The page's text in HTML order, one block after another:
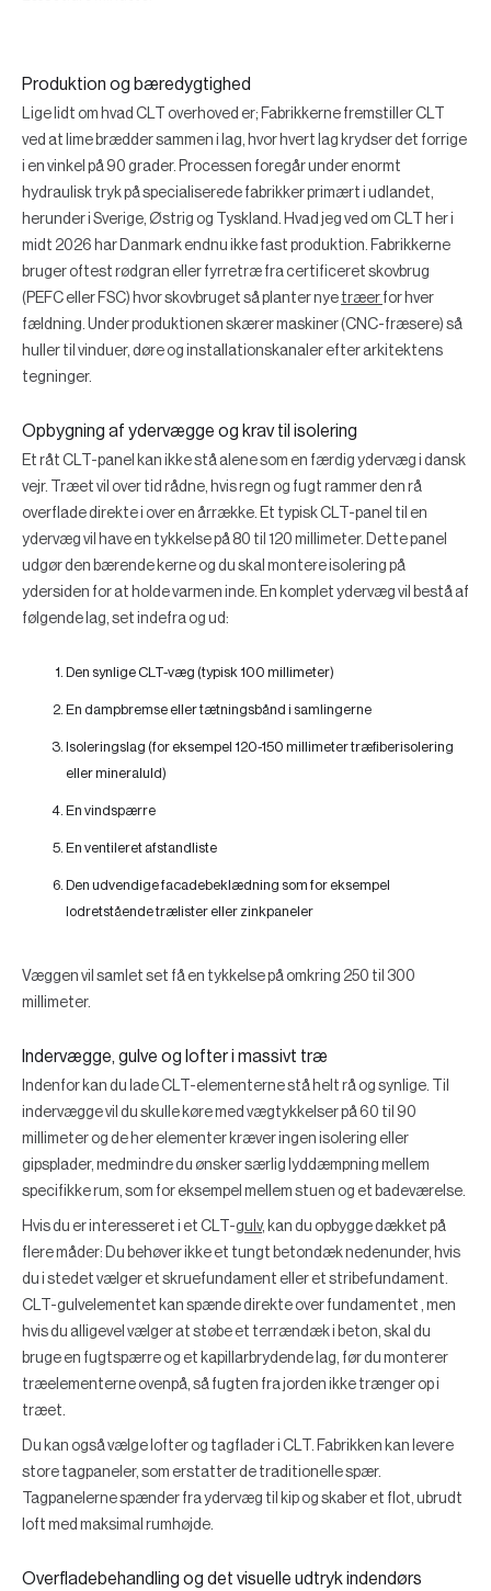
Produktion og bæredygtighed
Lige lidt om hvad CLT overhoved er; Fabrikkerne fremstiller CLT
ved at lime brædder sammen i lag, hvor hvert lag krydser det forrige
i en vinkel på 90 grader. Processen foregår under enormt
hydraulisk tryk på specialiserede fabrikker primært i udlandet,
herunder i Sverige, Østrig og Tyskland. Hvad jeg ved om CLT her i
midt 2026 har Danmark endnu ikke fast produktion. Fabrikkerne
bruger oftest rødgran eller fyrretræ fra certificeret skovbrug
(PEFC eller FSC) hvor skovbruget så planter nye træer for hver
fældning. Under produktionen skærer maskiner (CNC-fræsere) så
huller til vinduer, døre og installationskanaler efter arkitektens
tegninger.
Opbygning af ydervægge og krav til isolering
Et råt CLT-panel kan ikke stå alene som en færdig ydervæg i dansk
vejr. Træet vil over tid rådne, hvis regn og fugt rammer den rå
overflade direkte i over en årrække. Et typisk CLT-panel til en
ydervæg vil have en tykkelse på 80 til 120 millimeter. Dette panel
udgør den bærende kerne og du skal montere isolering på
ydersiden for at holde varmen inde. En komplet ydervæg vil bestå af
følgende lag, set indefra og ud:
Den synlige CLT-væg (typisk 100 millimeter)
En dampbremse eller tætningsbånd i samlingerne
Isoleringslag (for eksempel 120-150 millimeter træfiberisolering
eller mineraluld)
En vindspærre
En ventileret afstandliste
Den udvendige facadebeklædning som for eksempel
lodretstående trælister eller zinkpaneler
Væggen vil samlet set få en tykkelse på omkring 250 til 300
millimeter.
Indervægge, gulve og lofter i massivt træ
Indenfor kan du lade CLT-elementerne stå helt rå og synlige. Til
indervægge vil du skulle køre med vægtykkelser på 60 til 90
millimeter og de her elementer kræver ingen isolering eller
gipsplader, medmindre du ønsker særlig lyddæmpning mellem
specifikke rum, som for eksempel mellem stuen og et badeværelse.
Hvis du er interesseret i et CLT-gulv, kan du opbygge dækket på
flere måder: Du behøver ikke et tungt betondæk nedenunder, hvis
du i stedet vælger et skruefundament eller et stribefundament.
CLT-gulvelementet kan spænde direkte over fundamentet , men
hvis du alligevel vælger at støbe et terrændæk i beton, skal du
bruge en fugtspærre og et kapillarbrydende lag, før du monterer
træelementerne ovenpå, så fugten fra jorden ikke trænger op i
træet.
Du kan også vælge lofter og tagflader i CLT. Fabrikken kan levere
store tagpaneler, som erstatter de traditionelle spær.
Tagpanelerne spænder fra ydervæg til kip og skaber et flot, ubrudt
loft med maksimal rumhøjde.
Overfladebehandling og det visuelle udtryk indendørs